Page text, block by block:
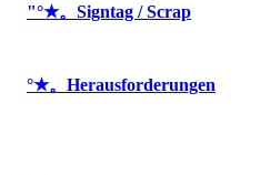
"°★。Signtag / Scrap
°★。Herausforderungen